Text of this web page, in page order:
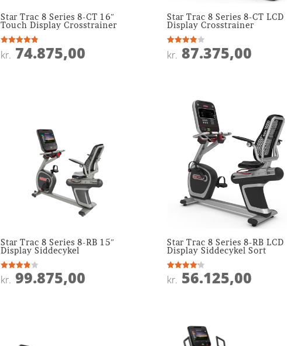
Star Trac 8 Series 8-CT 16″
Touch Display Crosstrainer
Vurderet
4.9
kr. 74.875,00
Star Trac 8 Series 8-CT LCD
Display Crosstrainer
Vurderet
4
kr. 87.375,00
Star Trac 8 Series 8-RB 15″
Display Siddecykel
Vurderet
3.9
kr. 99.875,00
Star Trac 8 Series 8-RB LCD
Display Siddecykel Sort
Vurderet
4.2
kr. 56.125,00